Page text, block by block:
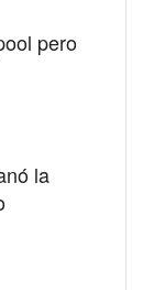
pero
la